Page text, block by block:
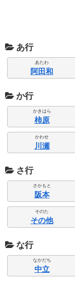
あ行
あたわ
阿田和
か行
かきはら
柿原
かわせ
川瀬
さ行
さかもと
阪本
そのた
その他
な行
なかだち
中立